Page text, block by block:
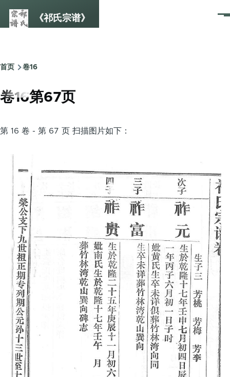
《祁氏宗谱》
菜
面
包
屑
首页 卷16
卷16第67页
第 16 卷 - 第 67 页 扫描图片如下：